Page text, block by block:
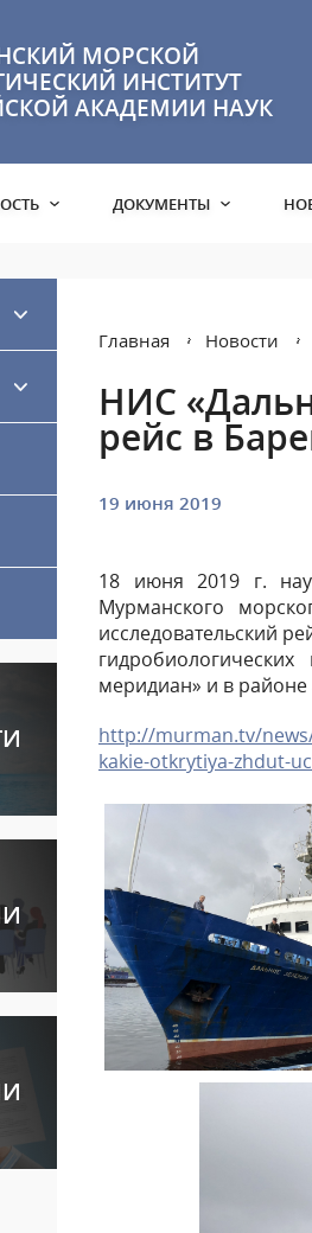
МОРСКОЙ
ИНСТИТУТ
АКАДЕМИИ НАУК
ДОКУМЕНТЫ
Главная Новости
НИС
рейс в
19 июня 2019
18 июня 2019 г.
Мурманского
исследовательский
меридиан» и в
http://murman.tv/
kakie-otkrytiya-zhdut-